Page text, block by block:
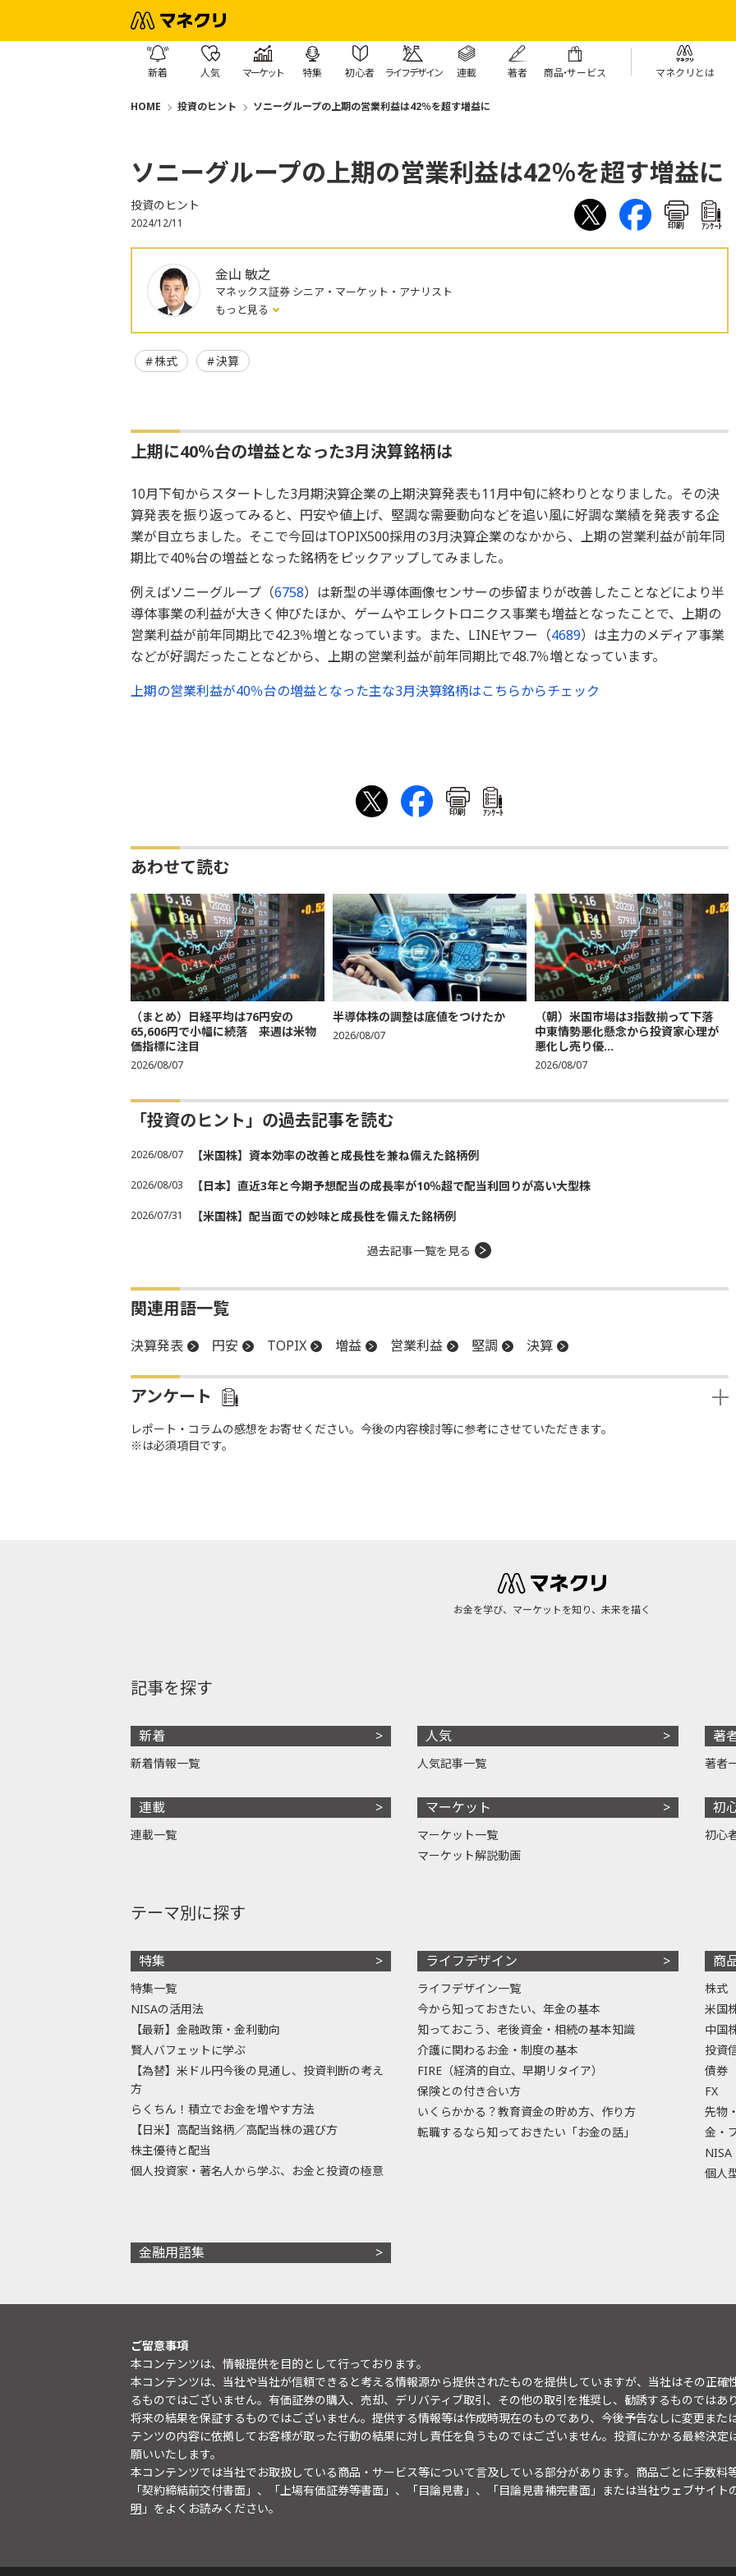
新着 人気 マーケット 特集 初心者 ライフデザイン 連載 著者 商品・サービス マネクリとは
HOME 投資のヒント ソニーグループの上期の営業利益は42％を超す増益に
ソニーグループの上期の営業利益は42％を超す増益に
投資のヒント
2024/12/11 印刷 ｱﾝｹｰﾄ
金山 敏之
マネックス証券 シニア・マーケット・アナリスト
もっと見る
株式 決算
上期に40％台の増益となった3月決算銘柄は
10月下旬からスタートした3月期決算企業の上期決算発表も11月中旬に終わりとなりました。その決
算発表を振り返ってみると、円安や値上げ、堅調な需要動向などを追い風に好調な業績を発表する企
業が目立ちました。そこで今回はTOPIX500採用の3月決算企業のなかから、上期の営業利益が前年同
期比で40%台の増益となった銘柄をピックアップしてみました。
例えばソニーグループ（6758）は新型の半導体画像センサーの歩留まりが改善したことなどにより半
導体事業の利益が大きく伸びたほか、ゲームやエレクトロニクス事業も増益となったことで、上期の
営業利益が前年同期比で42.3％増となっています。また、LINEヤフー（4689）は主力のメディア事業
などが好調だったことなどから、上期の営業利益が前年同期比で48.7％増となっています。
上期の営業利益が40％台の増益となった主な3月決算銘柄はこちらからチェック
印刷 ｱﾝｹｰﾄ
あわせて読む
（まとめ）日経平均は76円安の
65,606円で小幅に続落 来週は米物
価指標に注目
2026/08/07
半導体株の調整は底値をつけたか
2026/08/07
（朝）米国市場は3指数揃って下落
中東情勢悪化懸念から投資家心理が
悪化し売り優...
2026/08/07
「投資のヒント」の過去記事を読む
2026/08/07 【米国株】資本効率の改善と成長性を兼ね備えた銘柄例
2026/08/03 【日本】直近3年と今期予想配当の成長率が10％超で配当利回りが高い大型株
2026/07/31 【米国株】配当面での妙味と成長性を備えた銘柄例
過去記事一覧を見る
関連用語一覧
決算発表 円安 TOPIX 増益 営業利益 堅調 決算
アンケート
レポート・コラムの感想をお寄せください。今後の内容検討等に参考にさせていただきます。
※は必須項目です。
お金を学び、マーケットを知り、未来を描く
記事を探す
新着
新着情報一覧
連載
連載一覧
人気
人気記事一覧
マーケット
マーケット一覧
マーケット解説動画
著
著者
初
初心
テーマ別に探す
特集
特集一覧
NISAの活用法
【最新】金融政策・金利動向
賢人バフェットに学ぶ
【為替】米ドル円今後の見通し、投資判断の考え
方
らくちん！積立でお金を増やす方法
【日米】高配当銘柄／高配当株の選び方
株主優待と配当
個人投資家・著名人から学ぶ、お金と投資の極意
ライフデザイン
ライフデザイン一覧
今から知っておきたい、年金の基本
知っておこう、老後資金・相続の基本知識
介護に関わるお金・制度の基本
FIRE（経済的自立、早期リタイア）
保険との付き合い方
いくらかかる？教育資金の貯め方、作り方
転職するなら知っておきたい「お金の話」
商
株式
米国
中国
投資
債券
FX
先物
金・
NISA
個人
金融用語集
ご留意事項
本コンテンツは、情報提供を目的として行っております。
本コンテンツは、当社や当社が信頼できると考える情報源から提供されたものを提供していますが、当社はその正
るものではございません。有価証券の購入、売却、デリバティブ取引、その他の取引を推奨し、勧誘するものではあ
将来の結果を保証するものではございません。提供する情報等は作成時現在のものであり、今後予告なしに変更また
テンツの内容に依拠してお客様が取った行動の結果に対し責任を負うものではございません。投資にかかる最終決
願いいたします。
本コンテンツでは当社でお取扱している商品・サービス等について言及している部分があります。商品ごとに手数料
「契約締結前交付書面」、「上場有価証券等書面」、「目論見書」、「目論見書補完書面」または当社ウェブサイト
明 」をよくお読みください。